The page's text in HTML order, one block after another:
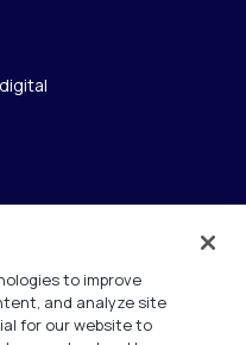
to improve
and analyze site
for our website to